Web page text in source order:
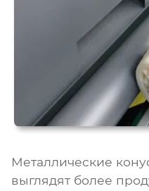
Металлические
выглядят более